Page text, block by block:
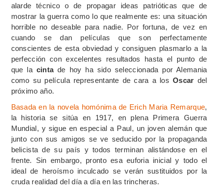
alarde técnico o de propagar ideas patrióticas que de
mostrar la guerra como lo que realmente es: una situación
horrible no deseable para nadie. Por fortuna, de vez en
cuando se dan películas que son perfectamente
conscientes de esta obviedad y consiguen plasmarlo a la
perfección con excelentes resultados hasta el punto de
que la cintade hoy ha sido seleccionada por Alemania
como su película representante de cara a losOscar del
próximo año.
Basada en la novela homónima de Erich Maria Remarque,
la historia se sitúa en 1917, en plena Primera Guerra
Mundial, y sigue en especial a Paul, un joven alemán que
junto con sus amigos se ve seducido por la propaganda
belicista de su país y todos terminan alistándose en el
frente. Sin embargo, pronto esa euforia inicial y todo el
ideal de heroísmo inculcado se verán sustituidos por la
cruda realidad del día a día en las trincheras.